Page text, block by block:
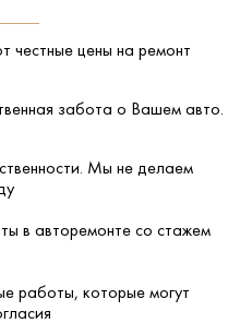
честные цены на ремонт
забота о Вашем авто.
Мы не делаем
в авторемонте со стажем
работы, которые могут